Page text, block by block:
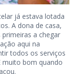
já estava lotada
A dona de casa,
a chegar
aqui na
todos os serviços
muito bom quando